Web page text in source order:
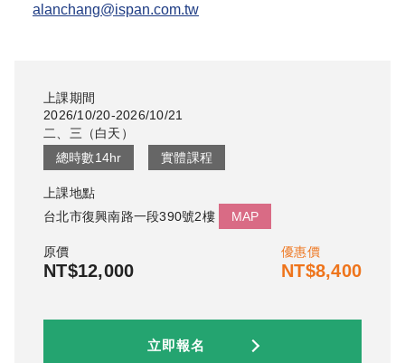
alanchang@ispan.com.tw
上課期間
2026/10/20-2026/10/21
二、三 （白天 ）
總時數14hr 實體課程
上課地點
台北市復興南路一段390號2樓
MAP
原價
NT$12,000
優惠價
NT$8,400
立即報名